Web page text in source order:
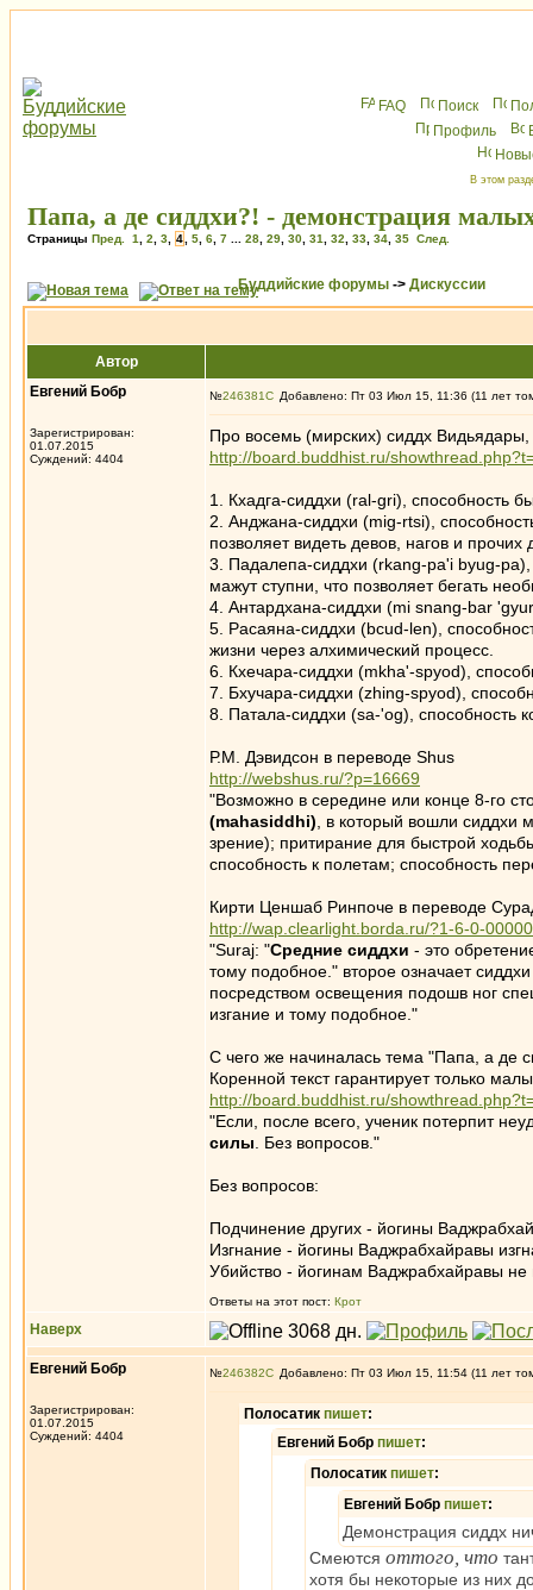
FAQ Поиск
Профиль
В этом
Папа, а де сиддхи?! - демонстрация
Страницы Пред. 1 2 3 4 5 6 7 28 29 30 31 32 33 34 35 След.
Буддийские форумы -> Дискуссии
Автор
Евгений Бобр
Зарегистрирован:
01.07.2015
Суждений: 4404
№246381 Добавлено: Пт 03 Июл 15, 11:36 (11 лет
Про восемь (мирских) сиддх
http://board.buddhist.ru/
1. Кхадга-сиддхи (ral-gri), способность
2. Анджана-сиддхи (mig-rtsi),
позволяет видеть девов, нагов и прочих
3. Падалепа-сиддхи (rkang-pa'i byug-pa),
мажут ступни, что позволяет бегать
4. Антардхана-сиддхи (mi snang-bar
5. Расаяна-сиддхи (bcud-len),
жизни через алхимический процесс.
6. Кхечара-сиддхи (mkha'-spyod),
7. Бхучара-сиддхи (zhing-spyod),
8. Патала-сиддхи (sa-'og), способность
Р.М. Дэвидсон в переводе Shus
http://webshus.ru/?p=16669
"Возможно в середине или конце 8-го
(mahasiddhi) , в который вошли сиддхи
зрение); притирание для быстрой
способность к полетам; способность
Кирти Ценшаб Ринпоче в переводе
http://wap.clearlight.borda.ru/?1-6-0-
"Suraj: "Средние сиддхи - это
тому подобное." второе означает
посредством освещения подошв ног
изгание и тому подобное."
С чего же начиналась тема "Папа, а де
Коренной текст гарантирует только
http://board.buddhist.ru/
"Если, после всего, ученик потерпит
силы . Без вопросов."
Без вопросов:
Подчинение других - йогины
Изгнание - йогины Ваджрабхайравы
Убийство - йогинам Ваджрабхайравы не
Ответы на этот пост: Крот
Наверх
Евгений Бобр
Зарегистрирован:
01.07.2015
Суждений: 4404
№246382 Добавлено: Пт 03 Июл 15, 11:54 (11 лет
Полосатик пишет:
Евгений Бобр пишет:
Полосатик пишет:
Евгений Бобр пишет:
Демонстрация сиддх
Смеются оттого, что
хотя бы некоторые из них